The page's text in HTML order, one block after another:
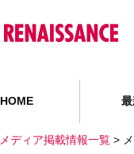
HOME
メディア掲載情報一覧 >